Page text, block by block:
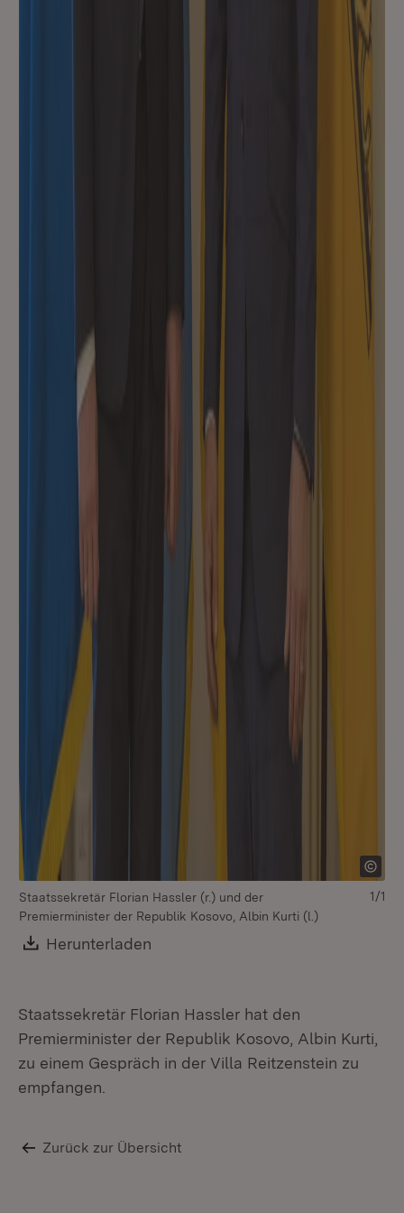
Staatssekretär Florian Hassler (r.) und der
Premierminister der Republik Kosovo, Albin Kurti (l.)
Download:
Herunterladen
1/1
Staatssekretär Florian Hassler hat den
Premierminister der Republik Kosovo, Albin Kurti,
zu einem Gespräch in der Villa Reitzenstein zu
empfangen.
Zurück zur Übersicht